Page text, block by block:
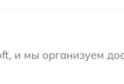
и мы организуем